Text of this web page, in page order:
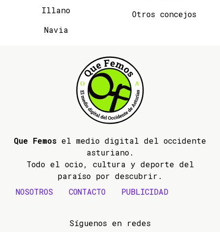
Illano
Navia
Otros concejos
Que Femos el medio digital del occidente
asturiano.
Todo el ocio, cultura y deporte del
paraíso por descubrir.
NOSOTROS
CONTACTO PUBLICIDAD
Síguenos en redes